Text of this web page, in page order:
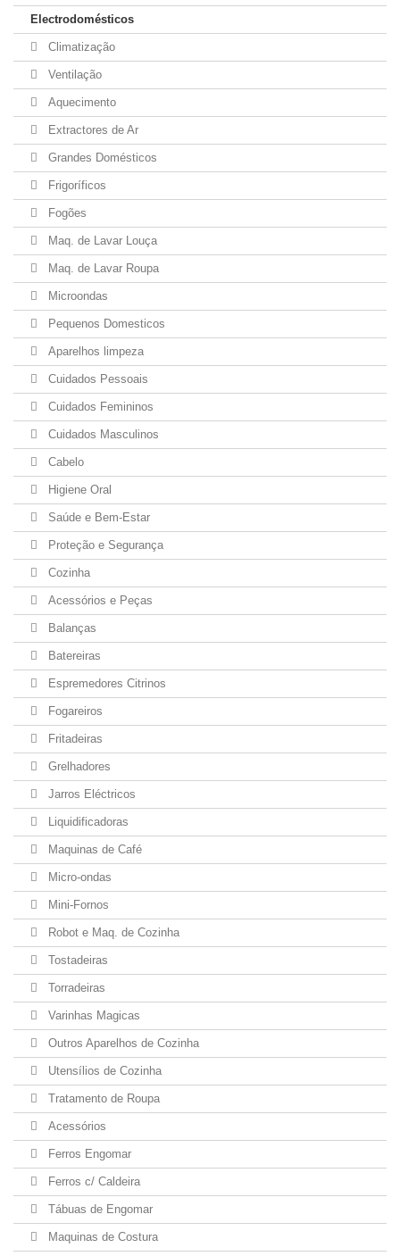
Electrodomésticos
Climatização
Ventilação
Aquecimento
Extractores de Ar
Grandes Domésticos
Frigoríficos
Fogões
Maq. de Lavar Louça
Maq. de Lavar Roupa
Microondas
Pequenos Domesticos
Aparelhos limpeza
Cuidados Pessoais
Cuidados Femininos
Cuidados Masculinos
Cabelo
Higiene Oral
Saúde e Bem-Estar
Proteção e Segurança
Cozinha
Acessórios e Peças
Balanças
Batereiras
Espremedores Citrinos
Fogareiros
Fritadeiras
Grelhadores
Jarros Eléctricos
Liquidificadoras
Maquinas de Café
Micro-ondas
Mini-Fornos
Robot e Maq. de Cozinha
Tostadeiras
Torradeiras
Varinhas Magicas
Outros Aparelhos de Cozinha
Utensílios de Cozinha
Tratamento de Roupa
Acessórios
Ferros Engomar
Ferros c/ Caldeira
Tábuas de Engomar
Maquinas de Costura